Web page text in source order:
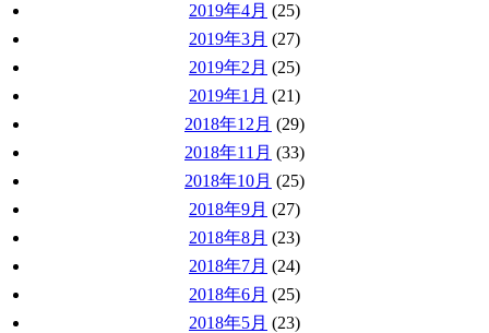
2019年4月 (25)
2019年3月 (27)
2019年2月 (25)
2019年1月 (21)
2018年12月 (29)
2018年11月 (33)
2018年10月 (25)
2018年9月 (27)
2018年8月 (23)
2018年7月 (24)
2018年6月 (25)
2018年5月 (23)